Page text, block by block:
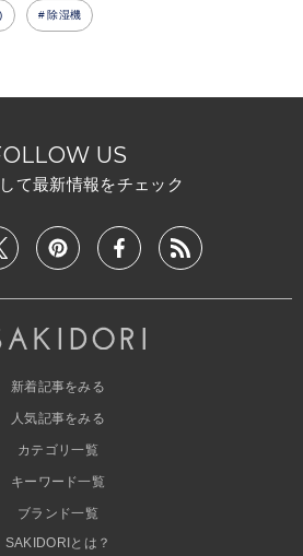
除湿機
US
て最新情報をチェック
新着記事をみる
人気記事をみる
カテゴリ一覧
キーワード一覧
ブランド一覧
SAKIDORIとは？